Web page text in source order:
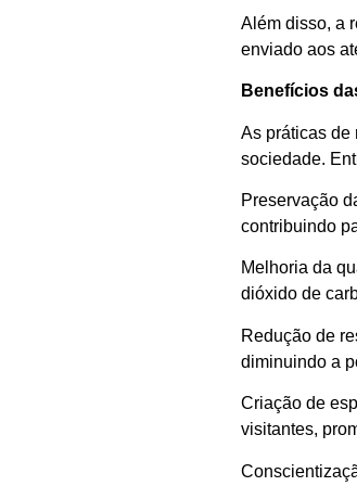
Além disso, a
enviado aos
Benefícios
As práticas de
sociedade.
Preservação
contribuindo
Melhoria da
dióxido de
Redução de
diminuindo a
Criação de
visitantes,